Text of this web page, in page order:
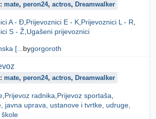
mate, peron24, actros, Dreamwalker
A - Đ Prijevoznici E - K Prijevoznici L - R
S - Ž Ugašeni prijevoznici
[... bygorgoroth
mate, peron24, actros, Dreamwalker
Prijevoz radnika Prijevoz sportaša
javna uprava, ustanove i tvrtke, udruge,